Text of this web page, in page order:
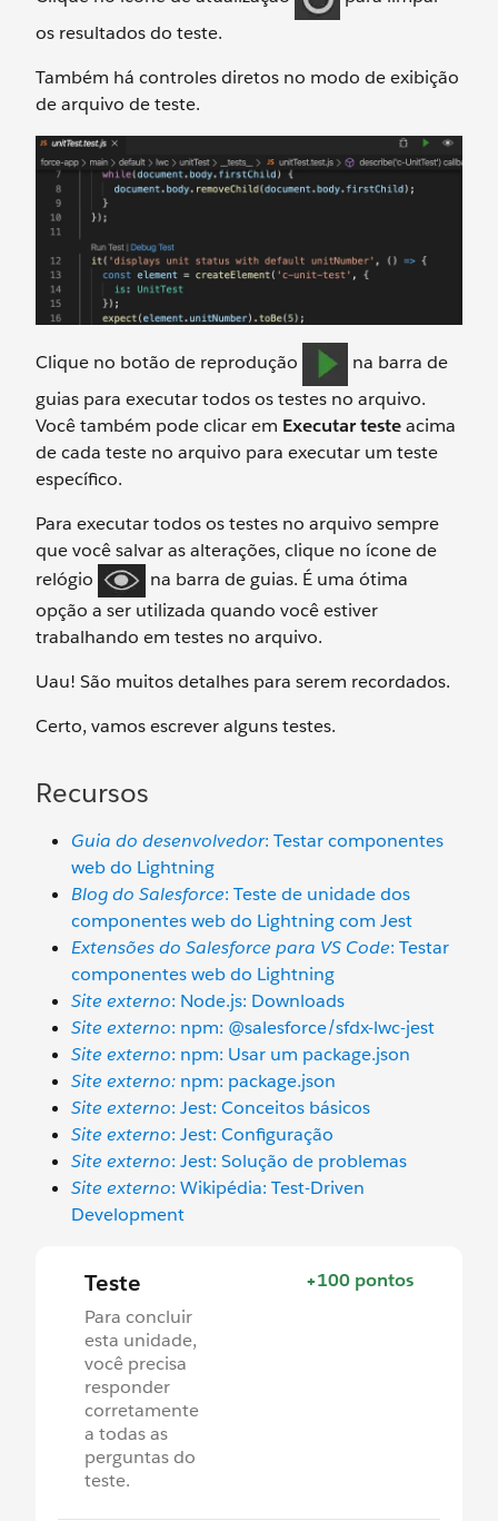
os resultados do teste.
Também há controles diretos no modo de exibição
de arquivo de teste.
Clique no botão de reprodução
na barra de
guias para executar todos os testes no arquivo.
Você também pode clicar em Executar testeacima
de cada teste no arquivo para executar um teste
específico.
Para executar todos os testes no arquivo sempre
que você salvar as alterações, clique no ícone de
relógio
na barra de guias. É uma ótima
opção a ser utilizada quando você estiver
trabalhando em testes no arquivo.
Uau! São muitos detalhes para serem recordados.
Certo, vamos escrever alguns testes.
Recursos
Guia do desenvolvedor: Testar componentes
web do Lightning
Blog do Salesforce: Teste de unidade dos
componentes web do Lightning com Jest
Extensões do Salesforce para VS Code: Testar
componentes web do Lightning
Site externo: Node.js: Downloads
Site externo: npm: @salesforce/sfdx-lwc-jest
Site externo: npm: Usar um package.json
Site externo: npm: package.json
Site externo: Jest: Conceitos básicos
Site externo: Jest: Configuração
Site externo: Jest: Solução de problemas
Site externo: Wikipédia: Test-Driven
Development